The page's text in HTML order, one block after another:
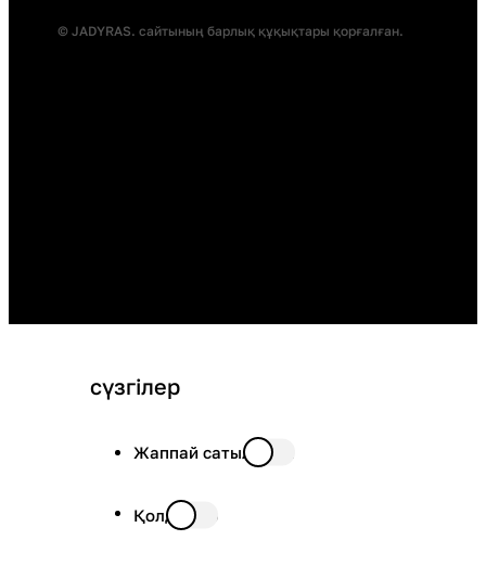
© JADYRAS. сайтының барлық құқықтары қорғалған.
сүзгілер
Жаппай сатылымда
Қолда бар